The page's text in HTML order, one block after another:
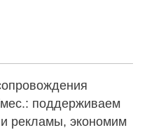
мес.: поддерживаем
и рекламы, экономим